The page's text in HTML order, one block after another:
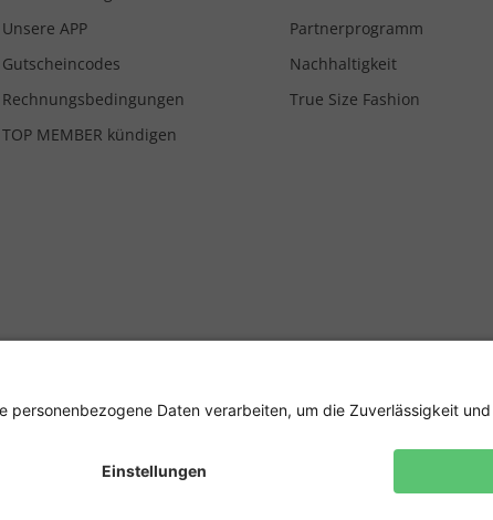
Unsere APP
Gutscheincodes
Rechnungsbedingungen
TOP MEMBER kündigen
Partnerprogramm
Nachhaltigkeit
True Size Fashion